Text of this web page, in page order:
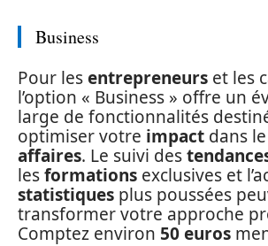
Business
Pour lesentrepreneurs et les
l’option « Business » offre un
large de fonctionnalités
optimiser votre impact dans le
affaires. Le suivi des
lesformations exclusives et
statistiques plus poussées
transformer votre approche
Comptez environ 50 euros